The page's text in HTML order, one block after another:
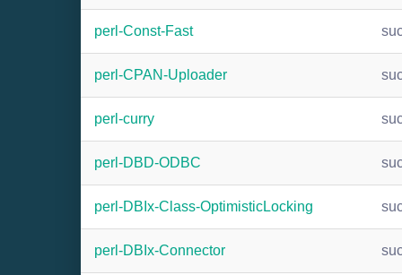
perl-Const-Fast
perl-CPAN-Uploader
perl-curry
perl-DBD-ODBC
perl-DBIx-Class-OptimisticLocking
perl-DBIx-Connector